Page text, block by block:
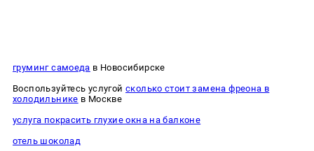
груминг самоеда в Новосибирске
Воспользуйтесь услугой сколько стоит замена фреона в
холодильнике в Москве
услуга покрасить глухие окна на балконе
отель шоколад